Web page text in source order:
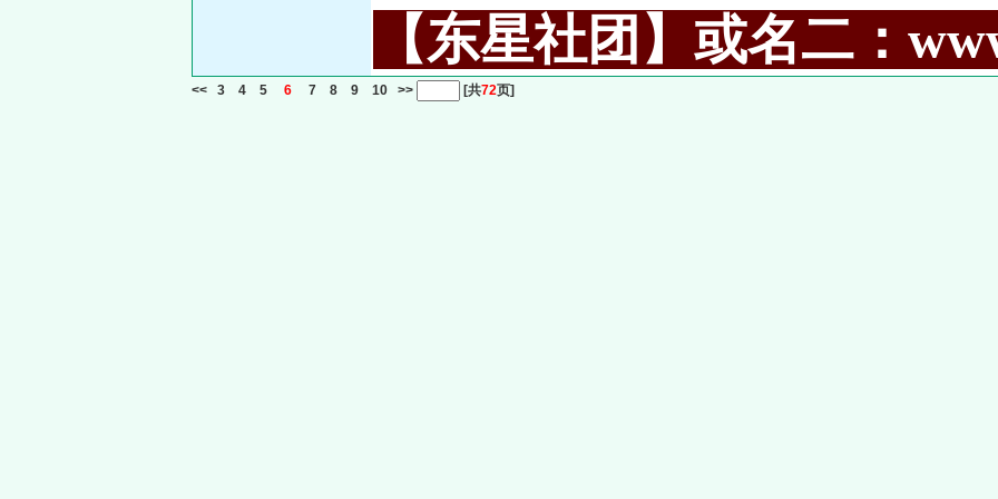
【东星社团】或名二：
<< 3 4 5 6 7 8 9 10 >> [共72页]